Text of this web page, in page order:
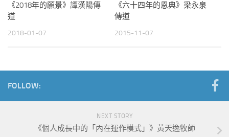
《2018年的願景》譚漢陽傳
道
2018-01-07
《六十四年的恩典》梁永泉
傳道
2015-11-07
FOLLOW:
NEXT STORY
《個人成長中的「內在運作模式」》黃天逸牧師